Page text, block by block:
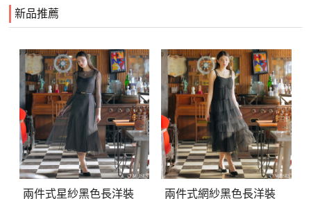
新品推薦
兩件式星紗黑色長洋裝
兩件式網紗黑色長洋裝